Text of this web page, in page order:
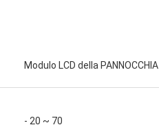
Modulo LCD della PANNOCCHIA
- 20 ~ 70